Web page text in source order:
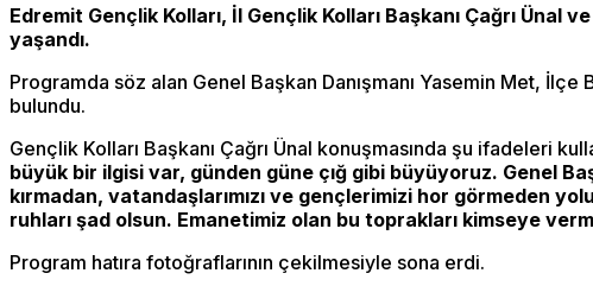
Edremit Gençlik Kolları, İl Gençlik Kolları Başkanı Çağrı
yaşandı.
Programda söz alan Genel Başkan Danışmanı Yasemin Met,
bulundu.
Gençlik Kolları Başkanı Çağrı Ünal konuşmasında şu ifadeleri
büyük bir ilgisi var, günden güne çığ gibi büyüyoruz. Genel
kırmadan, vatandaşlarımızı ve gençlerimizi hor görmeden
ruhları şad olsun. Emanetimiz olan bu toprakları kimseye
Program hatıra fotoğraflarının çekilmesiyle sona erdi.